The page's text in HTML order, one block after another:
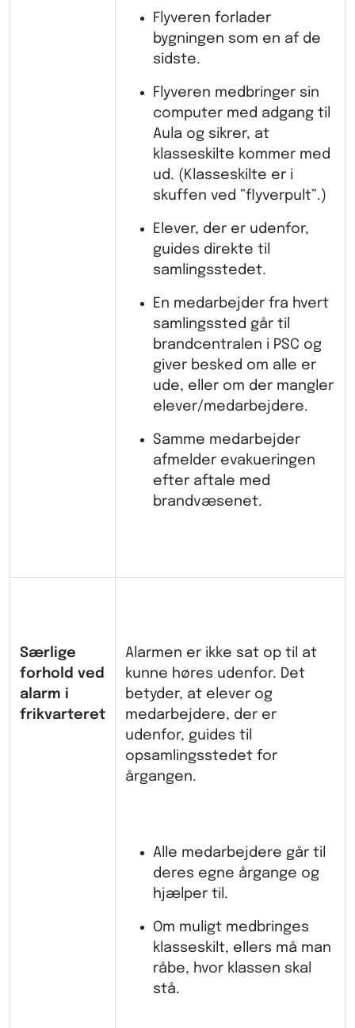
Flyveren forlader
bygningen som en af de
sidste.
Flyveren medbringer sin
computer med adgang til
Aula og sikrer, at
klasseskilte kommer med
ud. (Klasseskilte er i
skuffen ved ”flyverpult”.)
Elever, der er udenfor,
guides direkte til
samlingsstedet.
En medarbejder fra hvert
samlingssted går til
brandcentralen i PSC og
giver besked om alle er
ude, eller om der mangler
elever/medarbejdere.
Samme medarbejder
afmelder evakueringen
efter aftale med
brandvæsenet.
Særlige
forhold ved
alarm i
frikvarteret
Alarmen er ikke sat op til at
kunne høres udenfor. Det
betyder, at elever og
medarbejdere, der er
udenfor, guides til
opsamlingsstedet for
årgangen.
Alle medarbejdere går til
deres egne årgange og
hjælper til.
Om muligt medbringes
klasseskilt, ellers må man
råbe, hvor klassen skal
stå.